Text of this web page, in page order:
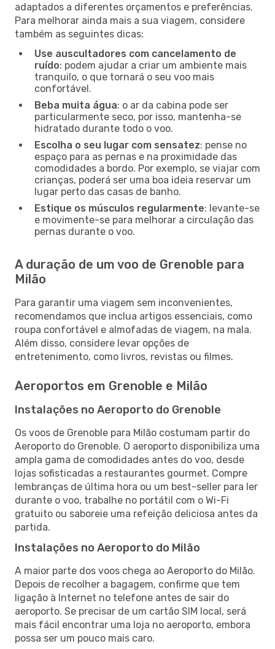
adaptados a diferentes orçamentos e preferências.
Para melhorar ainda mais a sua viagem, considere
também as seguintes dicas:
Use auscultadores com cancelamento de
ruído: podem ajudar a criar um ambiente mais
tranquilo, o que tornará o seu voo mais
confortável.
Beba muita água: o ar da cabina pode ser
particularmente seco, por isso, mantenha-se
hidratado durante todo o voo.
Escolha o seu lugar com sensatez: pense no
espaço para as pernas e na proximidade das
comodidades a bordo. Por exemplo, se viajar com
crianças, poderá ser uma boa ideia reservar um
lugar perto das casas de banho.
Estique os músculos regularmente: levante-se
e movimente-se para melhorar a circulação das
pernas durante o voo.
A duração de um voo de Grenoble para
Milão
Para garantir uma viagem sem inconvenientes,
recomendamos que inclua artigos essenciais, como
roupa confortável e almofadas de viagem, na mala.
Além disso, considere levar opções de
entretenimento, como livros, revistas ou filmes.
Aeroportos em Grenoble e Milão
Instalações no Aeroporto do Grenoble
Os voos de Grenoble para Milão costumam partir do
Aeroporto do Grenoble. O aeroporto disponibiliza uma
ampla gama de comodidades antes do voo, desde
lojas sofisticadas a restaurantes gourmet. Compre
lembranças de última hora ou um best-seller para ler
durante o voo, trabalhe no portátil com o Wi-Fi
gratuito ou saboreie uma refeição deliciosa antes da
partida.
Instalações no Aeroporto do Milão
A maior parte dos voos chega ao Aeroporto do Milão.
Depois de recolher a bagagem, confirme que tem
ligação à Internet no telefone antes de sair do
aeroporto. Se precisar de um cartão SIM local, será
mais fácil encontrar uma loja no aeroporto, embora
possa ser um pouco mais caro.